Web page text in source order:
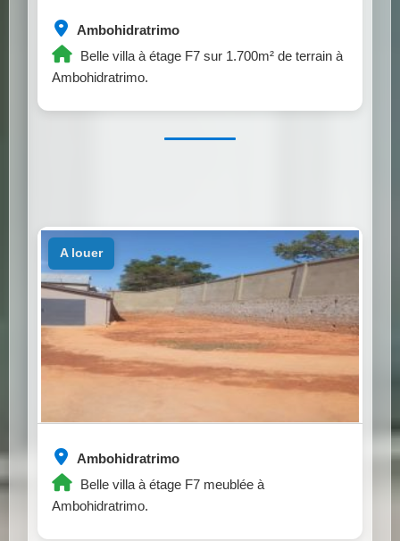
Ambohidratrimo
Belle villa à étage F7 sur 1.700m² de terrain à
Ambohidratrimo.
Ambohidratrimo
Belle villa à étage F7 meublée à
Ambohidratrimo.
a louer